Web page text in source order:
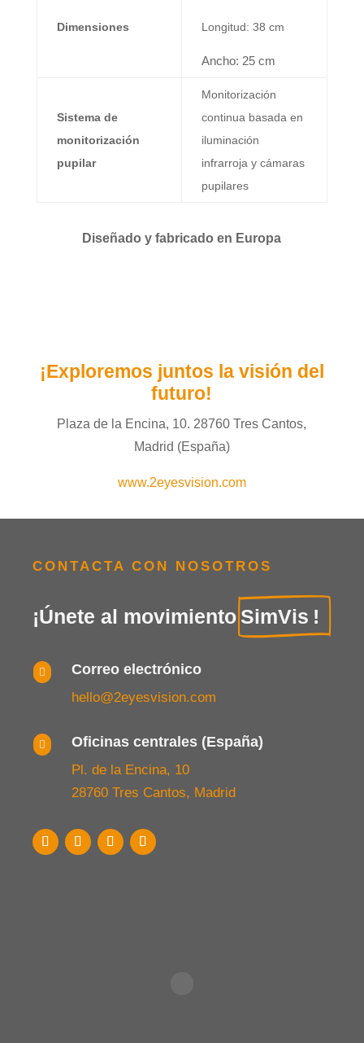
Dimensiones Longitud: 38 cm
Ancho: 25 cm
Sistema de
monitorización
pupilar
Monitorización
continua basada en
iluminación
infrarroja y cámaras
pupilares
Diseñado y fabricado en Europa
¡Exploremos juntos la visión del
futuro!
Plaza de la Encina, 10. 28760 Tres Cantos,
Madrid (España)
www.2eyesvision.com
CONTACTA CON NOSOTROS
¡Únete al movimiento SimVis !
 Correo electrónico
hello@2eyesvision.com
 Oficinas centrales (España)
Pl. de la Encina, 10
28760 Tres Cantos, Madrid